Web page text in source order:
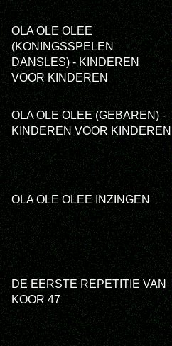
OLA OLE OLEE
(KONINGSSPELEN
DANSLES) - KINDEREN
VOOR KINDEREN
OLA OLE OLEE (GEBAREN) -
KINDEREN VOOR KINDEREN
OLA OLE OLEE INZINGEN
DE EERSTE REPETITIE VAN
KOOR 47